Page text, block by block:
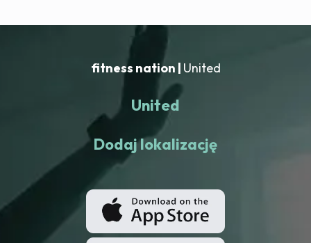
fitness nation | United
United
Dodaj lokalizację